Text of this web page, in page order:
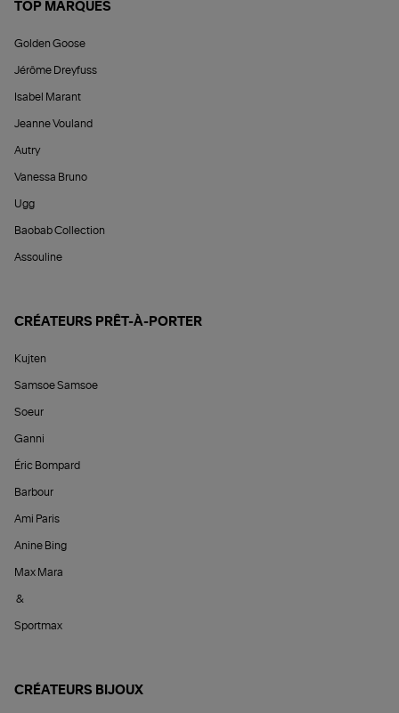
TOP MARQUES
Golden Goose
Jérôme Dreyfuss
Isabel Marant
Jeanne Vouland
Autry
Vanessa Bruno
Ugg
Baobab Collection
Assouline
CRÉATEURS PRÊT-À-PORTER
Kujten
Samsoe Samsoe
Soeur
Ganni
Éric Bompard
Barbour
Ami Paris
Anine Bing
Max Mara
&
Sportmax
CRÉATEURS BIJOUX